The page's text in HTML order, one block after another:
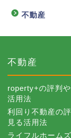
不動産
不動産
roperty+の評判
活用法
利回り不動産の
見る活用法
ライフルホーム